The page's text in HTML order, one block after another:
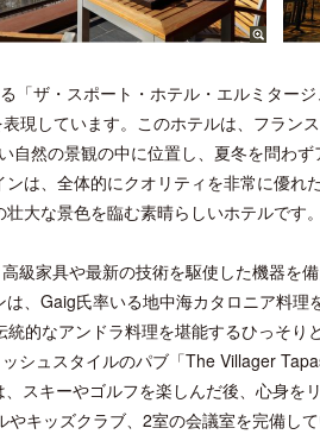
「ザ・スポート・ホテル・エルミター
現しています。このホテルは、フラン
然の景観の中に位置し、夏冬を問わ
は、全体的にクオリティを非常に優れ
大な景色を臨む素晴らしいホテルです。
級家具や最新の技術を駆使した機器を
、Gaig氏率いる地中海カタロニア料
的なアンドラ料理を堪能するひっそり
シュスタイルのパブ「The Villager
スキーやゴルフを楽しんだ後、心身を
キッズクラブ、2室の会議室を完備して